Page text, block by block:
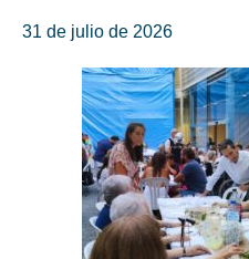
31 de julio de 2026